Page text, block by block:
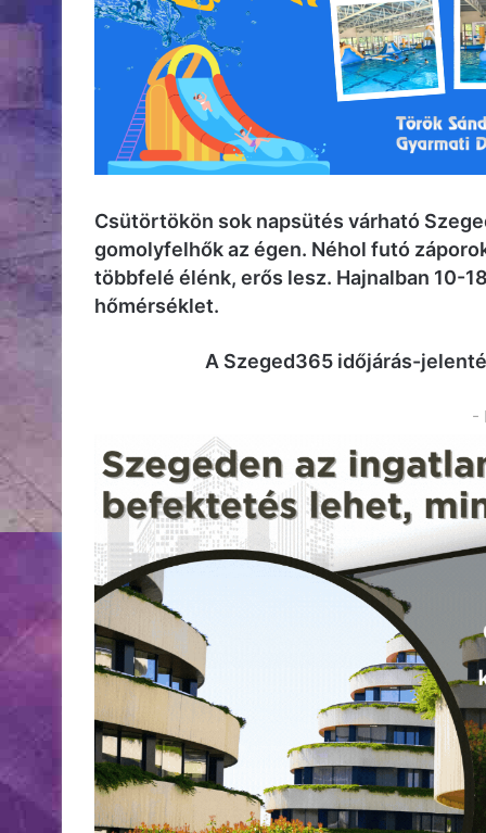
Csütörtökön sok napsütés várható
gomolyfelhők az égen. Néhol futó
többfelé élénk, erős lesz. Hajnalban 10-
hőmérséklet.
A Szeged365 időjárás-
-